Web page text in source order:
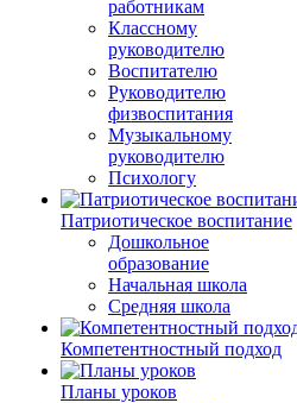
работникам
Классному
руководителю
Воспитателю
Руководителю
физвоспитания
Музыкальному
руководителю
Психологу
Патриотическое воспитание
Дошкольное
образование
Начальная школа
Средняя школа
Компетентностный подход
Планы уроков